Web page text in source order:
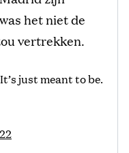
het niet de
vertrekken.
just meant to be.